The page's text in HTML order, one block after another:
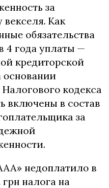
за
Как
обязательства
4 года уплаты —
кредиторской
основании
Налогового кодекса
включены в состав
за
недоплатило в
налога на